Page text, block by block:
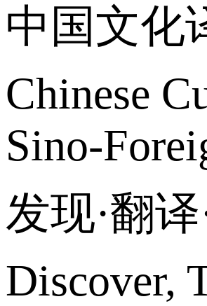
中国文
Chinese
Sino-
发现·翻
Discover,